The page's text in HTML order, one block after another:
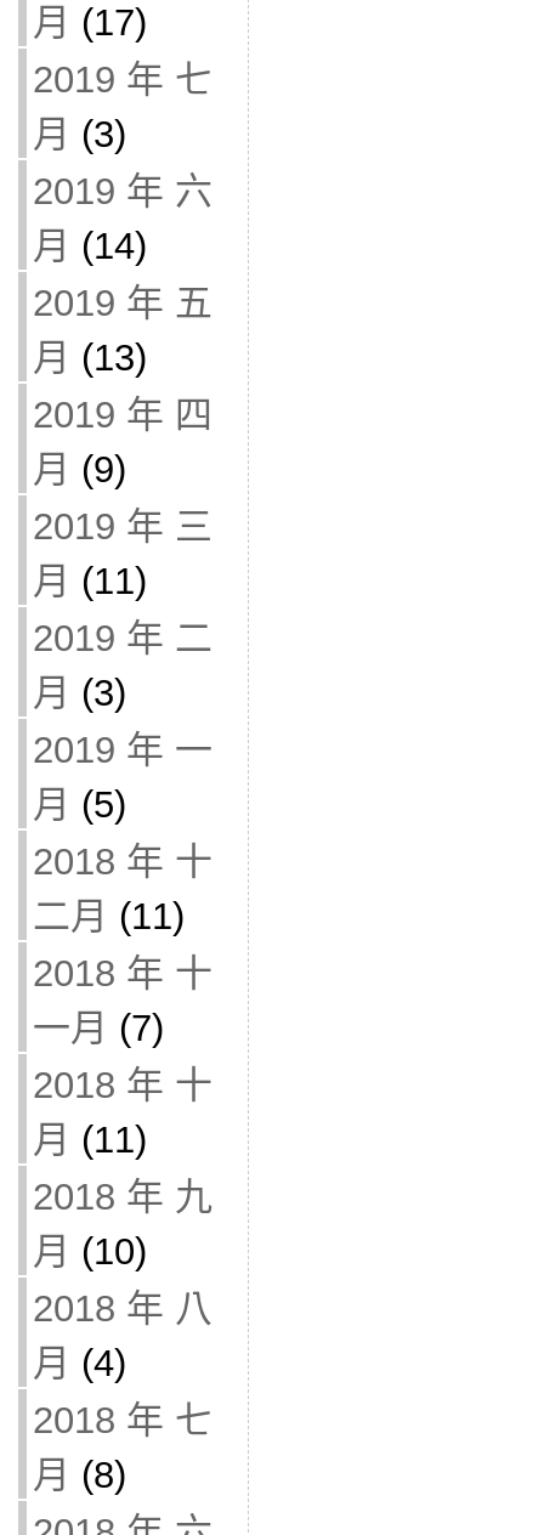
月 (17)
2019 年 七
月 (3)
2019 年 六
月 (14)
2019 年 五
月 (13)
2019 年 四
月 (9)
2019 年 三
月 (11)
2019 年 二
月 (3)
2019 年 一
月 (5)
2018 年 十
二月 (11)
2018 年 十
一月 (7)
2018 年 十
月 (11)
2018 年 九
月 (10)
2018 年 八
月 (4)
2018 年 七
月 (8)